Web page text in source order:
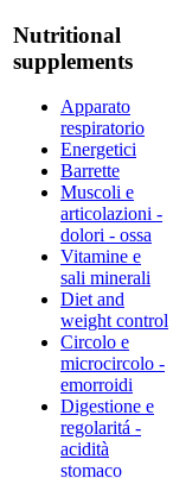
Nutritional
supplements
Apparato
respiratorio
Energetici
Barrette
Muscoli e
articolazioni -
dolori - ossa
Vitamine e
sali minerali
Diet and
weight control
Circolo e
microcircolo -
emorroidi
Digestione e
regolaritá -
acidità
stomaco